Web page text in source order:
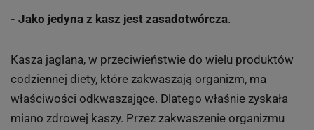
- Jako jedyna z kasz jest zasadotwórcza.
Kasza jaglana, w przeciwieństwie do wielu produktów
codziennej diety, które zakwaszają organizm, ma
właściwości odkwaszające. Dlatego właśnie zyskała
miano zdrowej kaszy. Przez zakwaszenie organizmu